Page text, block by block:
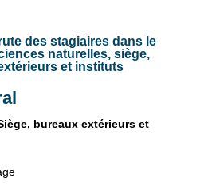
des stagiaires dans le
naturelles, siège,
et instituts
bureaux extérieurs et